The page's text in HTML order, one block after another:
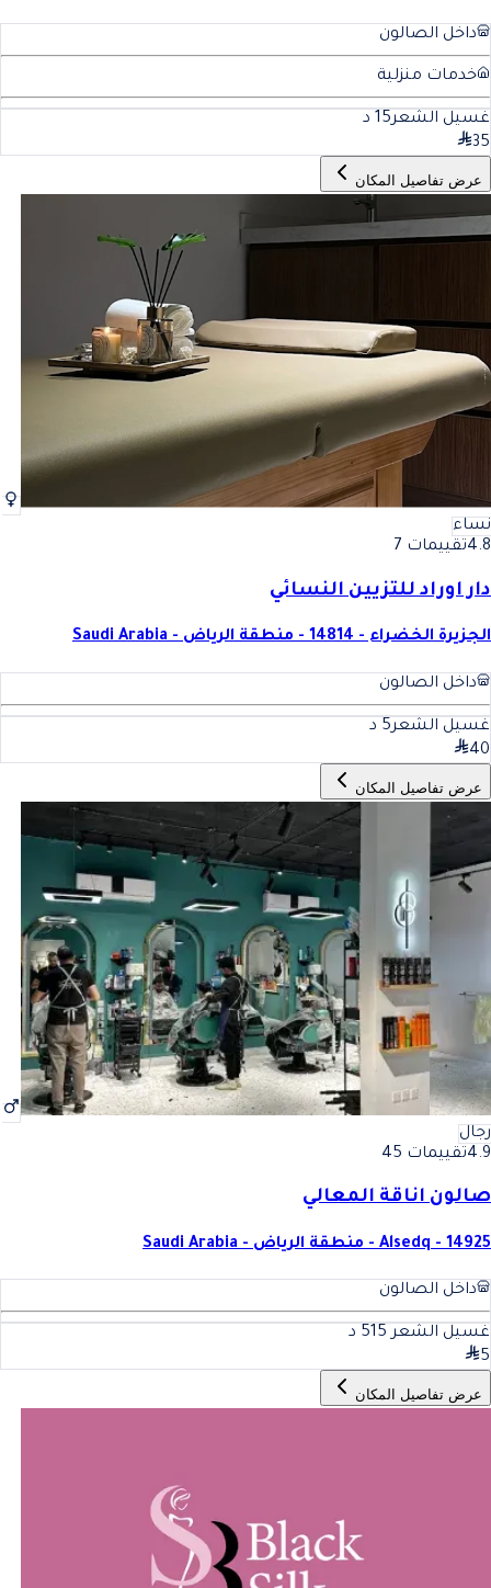
داخل الصالون
خدمات منزلية
غسيل الشعر15 د
35
عرض تفاصيل المكان
نساء
4.8تقييمات 7
دار اوراد للتزيين النسائي
الجزيرة الخضراء - 14814 - منطقة الرياض - Saudi Arabia
داخل الصالون
غسيل الشعر5 د
40
عرض تفاصيل المكان
رجال
4.9تقييمات 45
صالون اناقة المعالي
Alsedq - 14925 - منطقة الرياض - Saudi Arabia
داخل الصالون
غسيل الشعر 5 15
د
5
عرض تفاصيل المكان